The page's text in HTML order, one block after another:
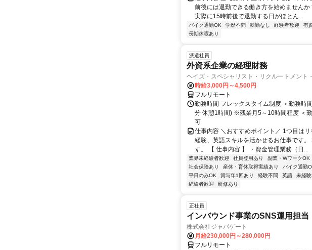
前後には退勤できる働き方を始めませんか
実際に15時前後で退勤する日がほとん...
バイク通勤OK 学歴不問 転勤なし 経験者歓迎 有
長期休暇あり
派遣社員
外資系企業の経理財務
ヘイズ・スペシャリスト・リクルートメント
時給3,000円～4,500円
フルリモート
勤務時間 フレックスタイム制度 ＜勤務時
分 休憩1時間) ※残業月5～10時間程度 ＜
可
仕事内容 ＼おすすめポイント／ 1つ目は
経験、英語スキルを活かせるお仕事です
す。 【 仕事内容 】 ・資金管理業務（日...
業界未経験者歓迎 社員登用あり 副業・WワークOK
社会保険あり
産休・育休取得実績あり バイク通勤
平日のみOK
賞与年1回あり 経験不問 英語 未経
経験者歓迎
研修あり
正社員
インバウンド事業のSNS運用担当
株式会社ジャパゲート
月給230,000円～280,000円
フルリモート